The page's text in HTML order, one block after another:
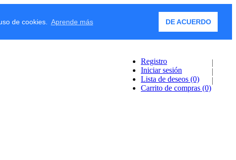
de cookies. Aprende más DE ACUERDO
Registro
Iniciar sesión
Lista de deseos (0)
Carrito de compras (0)